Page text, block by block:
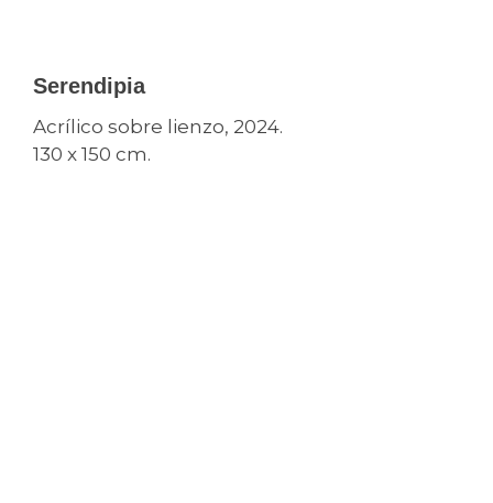
Serendipia
Acrílico sobre lienzo, 2024.
130 x 150 cm.